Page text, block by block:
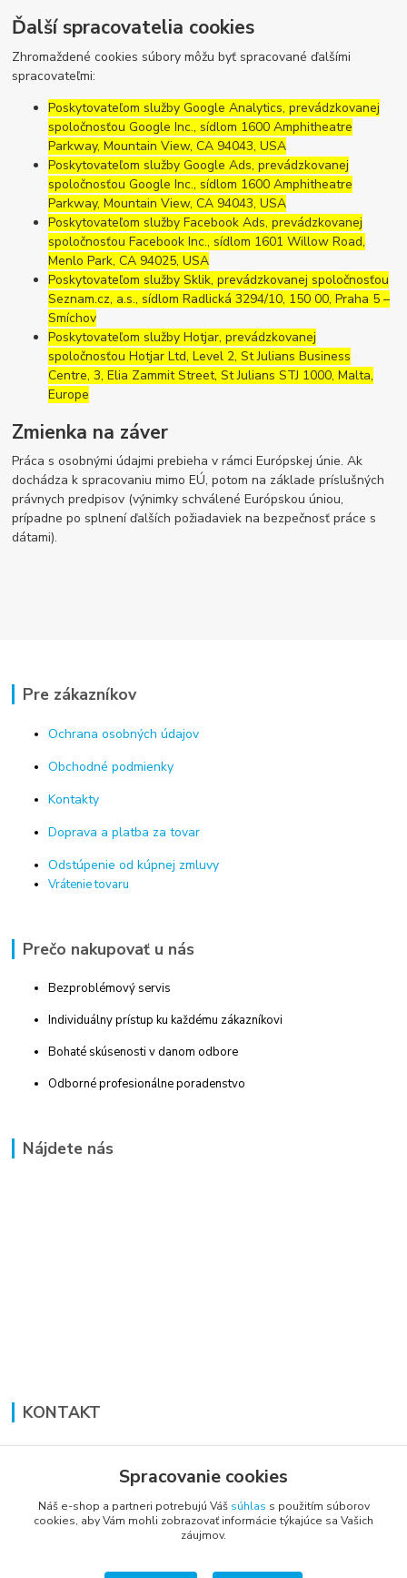
Ďalší spracovatelia cookies
Zhromaždené cookies súbory môžu byť spracované ďalšími
spracovateľmi:
Poskytovateľom služby Google Analytics, prevádzkovanej
spoločnosťou Google Inc., sídlom 1600 Amphitheatre
Parkway, Mountain View, CA 94043, USA
Poskytovateľom služby Google Ads, prevádzkovanej
spoločnosťou Google Inc., sídlom 1600 Amphitheatre
Parkway, Mountain View, CA 94043, USA
Poskytovateľom služby Facebook Ads, prevádzkovanej
spoločnosťou Facebook Inc., sídlom 1601 Willow Road,
Menlo Park, CA 94025, USA
Poskytovateľom služby Sklik, prevádzkovanej spoločnosťou
Seznam.cz, a.s., sídlom Radlická 3294/10, 150 00, Praha 5 –
Smíchov
Poskytovateľom služby Hotjar, prevádzkovanej
spoločnosťou Hotjar Ltd, Level 2, St Julians Business
Centre, 3, Elia Zammit Street, St Julians STJ 1000, Malta,
Europe
Zmienka na záver
Práca s osobnými údajmi prebieha v rámci Európskej únie. Ak
dochádza k spracovaniu mimo EÚ, potom na základe príslušných
právnych predpisov (výnimky schválené Európskou úniou,
prípadne po splnení ďalších požiadaviek na bezpečnosť práce s
dátami).
Pre zákazníkov
Ochrana osobných údajov
Obchodné podmienky
Kontakty
Doprava a platba za tovar
Odstúpenie od kúpnej zmluvy
Vrátenie tovaru
Prečo nakupovať u nás
Bezproblémový servis
Individuálny prístup ku každému zákazníkovi
Bohaté skúsenosti v danom odbore
Odborné profesionálne poradenstvo
Nájdete nás
KONTAKT
+421 948 711 774
vsetkoprenabytok@gmail.com
Spracovanie cookies
Náš e-shop a partneri potrebujú Váš súhlas s použitím súborov
cookies, aby Vám mohli zobrazovať informácie týkajúce sa Vašich
záujmov.